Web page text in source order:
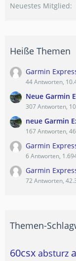
Neuestes Mitglied
Heiße Themen
Garmin
44 Antworten,
Neue Garmin
307 Antworten,
neue Garmin
167 Antworten,
Garmin
6 Antworten,
Garmin
72 Antworten,
Themen-
60csx absturz